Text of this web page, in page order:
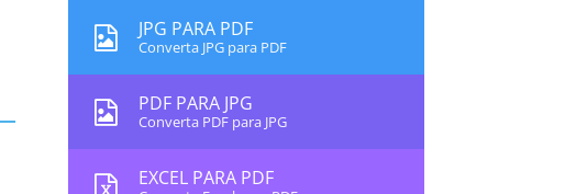
JPG PARA PDF
Converta JPG para PDF
PDF PARA JPG
Converta PDF para JPG
EXCEL PARA PDF